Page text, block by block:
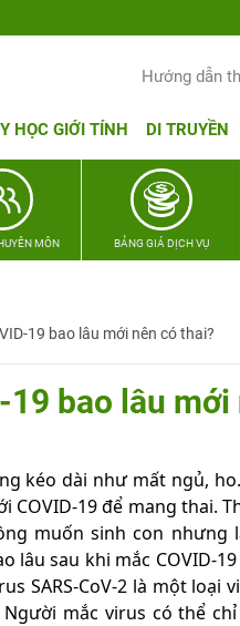
Hướng dẫn
Y HỌC GIỚI TÍNH DI TRUYỀN
MÔN BẢNG GIÁ DỊCH VỤ
19 bao lâu mới nên có thai?
19 bao lâu
kéo dài như mất ngủ,
COVID-19 để mang thai.
muốn sinh con nhưng
lâu sau khi mắc COVID-
SARS-CoV-2 là một
mắc virus có thể